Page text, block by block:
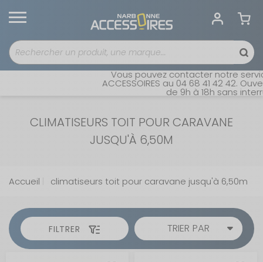
Vous pouvez contacter notre service
ACCESSOIRES au 04 68 41 42 42.
de 9h à 18h sans
CLIMATISEURS TOIT POUR CARAVANE
JUSQU'À 6,50M
Accueil climatiseurs toit pour caravane jusqu'à 6,50m
FILTRER TRIER PAR